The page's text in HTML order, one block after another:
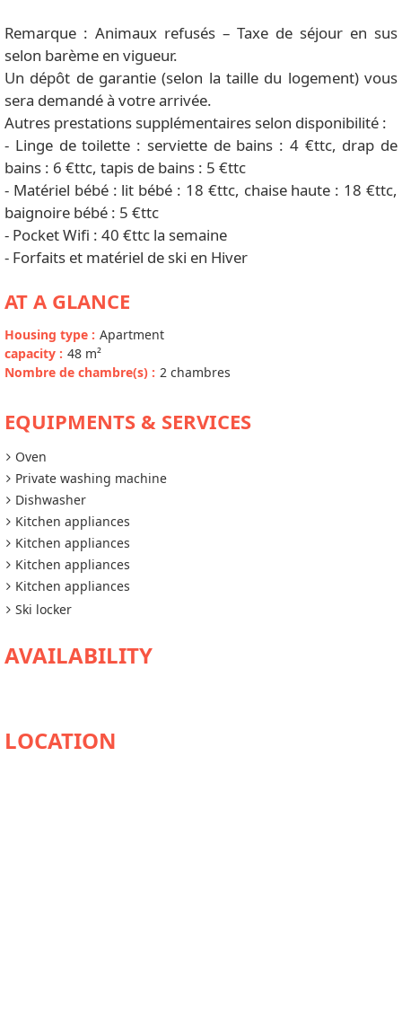
Remarque : Animaux refusés – Taxe de séjour en sus
selon barème en vigueur.
Un dépôt de garantie (selon la taille du logement) vous
sera demandé à votre arrivée.
Autres prestations supplémentaires selon disponibilité :
- Linge de toilette : serviette de bains : 4 €ttc, drap de
bains : 6 €ttc, tapis de bains : 5 €ttc
- Matériel bébé : lit bébé : 18 €ttc, chaise haute : 18 €ttc,
baignoire bébé : 5 €ttc
- Pocket Wifi : 40 €ttc la semaine
- Forfaits et matériel de ski en Hiver
AT A GLANCE
Housing type : Apartment
capacity : 48 m²
Nombre de chambre(s) : 2 chambres
EQUIPMENTS & SERVICES
Oven
Private washing machine
Dishwasher
Kitchen appliances
Kitchen appliances
Kitchen appliances
Kitchen appliances
Ski locker
AVAILABILITY